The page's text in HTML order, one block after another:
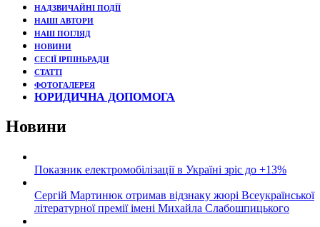
НАДЗВИЧАЙНІ ПОДЇЇ
НАШІ АВТОРИ
НАШ ПОГЛЯД
НОВИНИ
СЕСІЇ ІРПІНЬРАДИ
СТАТТІ
ФОТОГАЛЕРЕЯ
ЮРИДИЧНА ДОПОМОГА
Новини
Показник електромобілізації в Україні зріс до +13%
Сергій Мартинюк отримав відзнаку жюрі Всеукраїнської
літературної премії імені Михайла Слабошпицького